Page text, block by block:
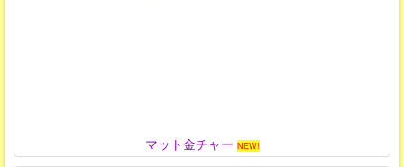
マット金チャー NEW!